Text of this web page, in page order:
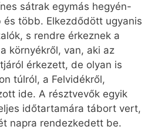
sátrak egymás hegyén-
több. Elkezdődött ugyanis
s rendre érkeznek a
környékről, van, aki az
érkezett, de olyan is
túlról, a Felvidékről,
ide. A résztvevők egyik
időtartamára tábort vert,
napra rendezkedett be.